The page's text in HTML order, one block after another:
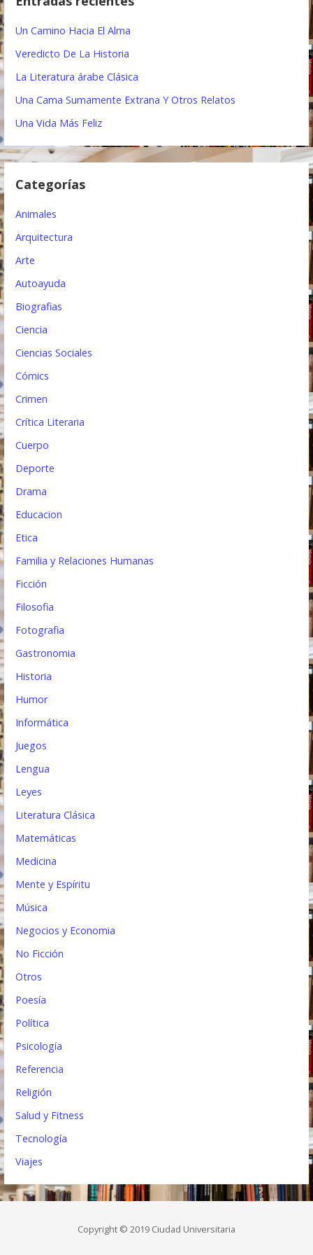
n
d
e
e
n
a
d
Un Camino Hacia El Alma
Veredicto De La Historia
La Literatura árabe Clásica
Una Cama Sumamente Extrana Y Otros Relatos
Una Vida Más Feliz
Categorías
Animales
Arquitectura
Arte
Autoayuda
Biografias
Ciencia
Ciencias Sociales
Cómics
Crimen
Crítica Literaria
Cuerpo
Deporte
Drama
Educacion
Etica
Familia y Relaciones Humanas
Ficción
Filosofia
Fotografia
Gastronomia
Historia
Humor
Informática
Juegos
Lengua
Leyes
Literatura Clásica
Matemáticas
Medicina
Mente y Espíritu
Música
Negocios y Economia
No Ficción
Otros
Poesía
Política
Psicología
Referencia
Religión
Salud y Fitness
Tecnología
Viajes
Copyright © 2019 Ciudad Universitaria